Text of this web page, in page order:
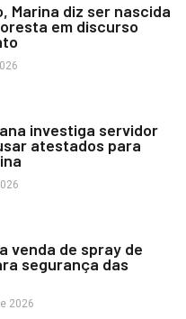
Marina diz ser nascida
em discurso
investiga servidor
atestados para
venda de spray de
segurança das
2026